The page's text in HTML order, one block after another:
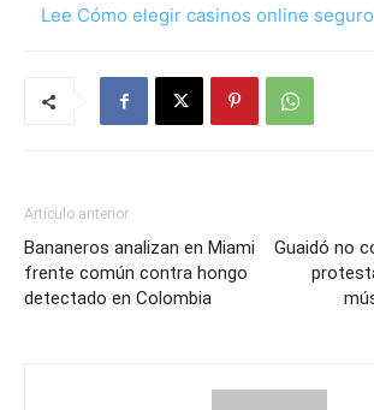
Lee Cómo elegir casinos online
Artículo anterior
Bananeros analizan en Miami
frente común contra hongo
detectado en Colombia
Guaidó no